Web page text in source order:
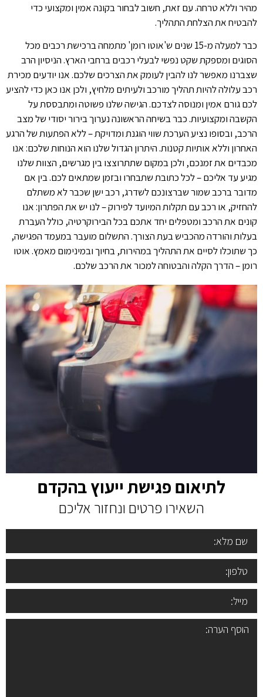
מהיר וללא טרחה. עם זאת, חשוב לבחור בקונה אמין ומקצועי כדי
להבטיח את הצלחת התהליך.
כבר למעלה מ-15 שנים ש'אוטו רומן' מתמחה ברכישת רכבים מכל
הסוגים ומספקת שקט נפשי לבעלי רכבים ברחבי הארץ. הניסיון הרב
שצברנו מאפשר לנו להבין לעומק את הצרכים שלכם. אנו יודעים מכירת
רכב עלולה להיות תהליך מורכב ולעיתים מלחיץ, ולכן אנו כאן כדי להציע
לכם גורם אמין ומנוסה לצדכם. הגישה שלנו פשוטה ומתבססת על
הקשבה ומקצועיות. כבר בשיחה הראשונה נערוך בירור יסודי של מצב
הרכב, ובסופו נציע הערכת שווי הוגנת ומדויקת – ללא הפתעות של הרגע
האחרון וללא אותיות קטנות. היתרון הגדול שלנו הוא הנוחות שלכם: אנו
מכבדים את זמנכם, ולכן במקום שתתרוצצו בין מגרשים, הצוות שלנו
מגיע עד אליכם – לכל כתובת שתבחרו ובזמן שמתאים לכם. בין אם
מדובר ברכב שמור שברצונכם לשדרג, רכב ישן שכבר לא משתלם
להחזיק, או רכב עם תקלות המיועד לפירוק – לנו יש את הפתרון: אנו
קונים את הרכב ומטפלים יחד אתכם בכל הבירוקרטיה, כולל העברת
בעלות והורדה מהכביש בעת הצורך. התשלום מועבר במעמד הפגישה,
כך שתוכלו לסיים את התהליך במהירות, בחיוך ובמינימום מאמץ. אוטו
רומן – הדרך הקלה והבטוחה למכור את הרכב שלכם.
לתיאום פגישת ייעוץ בהקדם
השאירו פרטים ונחזור אליכם